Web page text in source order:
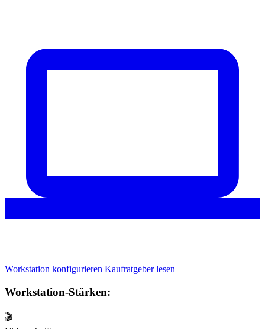
Workstation konfigurieren Kaufratgeber lesen
Workstation-Stärken:
🎬